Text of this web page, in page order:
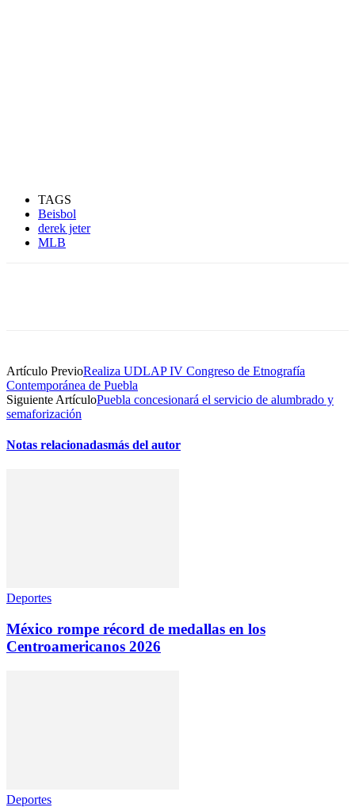
TAGS
Beisbol
derek jeter
MLB
Artículo PrevioRealiza UDLAP IV Congreso de Etnografía
Contemporánea de Puebla
Siguiente ArtículoPuebla concesionará el servicio de alumbrado y
semaforización
Notas relacionadasmás del autor
Deportes
México rompe récord de medallas en los
Centroamericanos 2026
Deportes